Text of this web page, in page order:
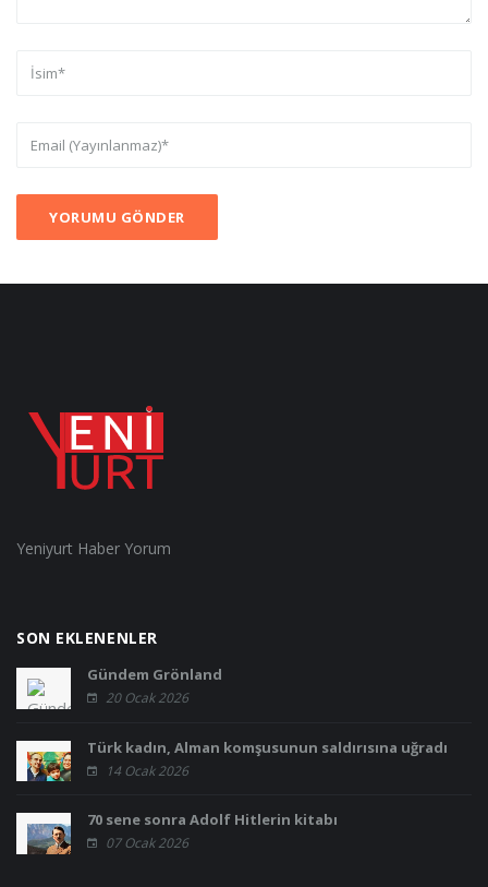
YORUMU GÖNDER
Yeniyurt Haber Yorum
SON EKLENENLER
Gündem Grönland
20 Ocak 2026
Türk kadın, Alman komşusunun saldırısına uğradı
14 Ocak 2026
70 sene sonra Adolf Hitlerin kitabı
07 Ocak 2026